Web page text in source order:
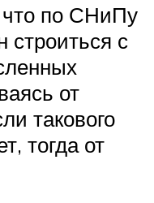
по СНиПу
строиться с
от
такового
тогда от